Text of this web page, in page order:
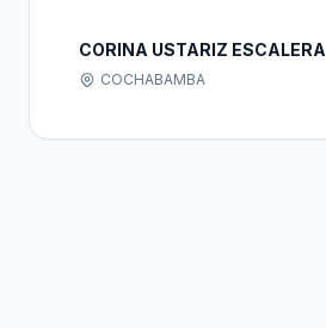
CORINA USTARIZ ESCALERA
COCHABAMBA